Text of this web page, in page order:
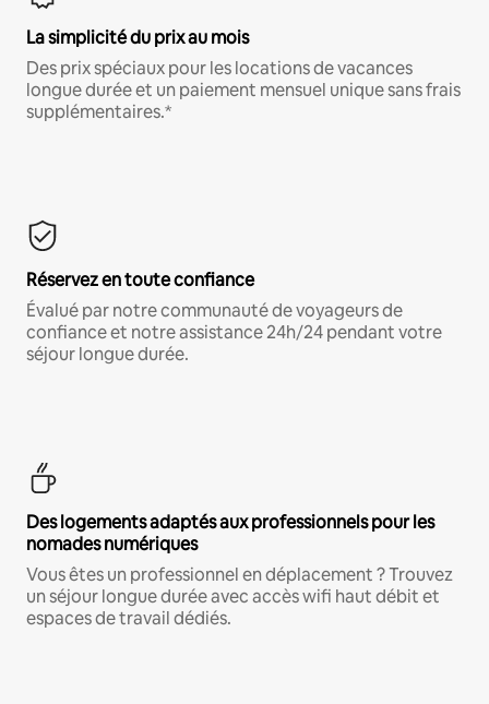
La simplicité du prix au mois
Des prix spéciaux pour les locations de vacances
longue durée et un paiement mensuel unique sans frais
supplémentaires.*
Réservez en toute confiance
Évalué par notre communauté de voyageurs de
confiance et notre assistance 24h/24 pendant votre
séjour longue durée.
Des logements adaptés aux professionnels pour les
nomades numériques
Vous êtes un professionnel en déplacement ? Trouvez
un séjour longue durée avec accès wifi haut débit et
espaces de travail dédiés.